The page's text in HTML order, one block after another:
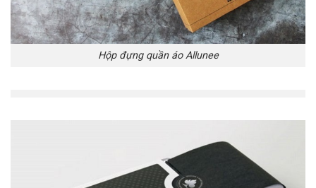
Hộp đựng quần áo Allunee